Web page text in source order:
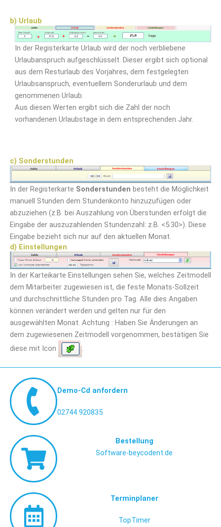
b) Urlaub
In der Registerkarte Urlaub wird der noch verbliebene
Urlaubanspruch aufgeschlüsselt. Dieser ergibt sich optional
aus dem Resturlaub des Vorjahres, dem festgelegten
Urlaubsanspruch, eventuellem Sonderurlaub und dem
genommenen Urlaub.
Aus diesen Werten ergibt sich die Zahl der noch
vorhandenen Urlaubstage in dem entsprechenden Jahr.
c) Sonderstunden
In der Registerkarte Sonderstunden besteht die Möglichkeit
manuell Stunden dem Stundenkonto hinzuzufügen oder
abzuziehen (z.B. bei Auszahlung von Überstunden erfolgt die
Eingabe der auszuzahlenden Stundenzahl: z.B. <5:30>). Diese
Eingabe bezieht sich nur auf den aktuellen Monat.
d) Einstellungen
In der Karteikarte Einstellungen sehen Sie, welches Zeitmodell
dem Mitarbeiter zugewiesen ist, die feste Monats-Sollzeit
und durchschnittliche Stunden pro Tag. Alle dies Angaben
können verändert werden und gelten nur für den
ausgewählten Monat. Achtung : Haben Sie Änderungen an
dem zugewiesenen Zeitmodell vorgenommen, bestätigen Sie
diese mit Icon
Demo-Cd anfordern
02744 920835
Bestellung
Software-beycodent.de
Terminplaner
TopTimer